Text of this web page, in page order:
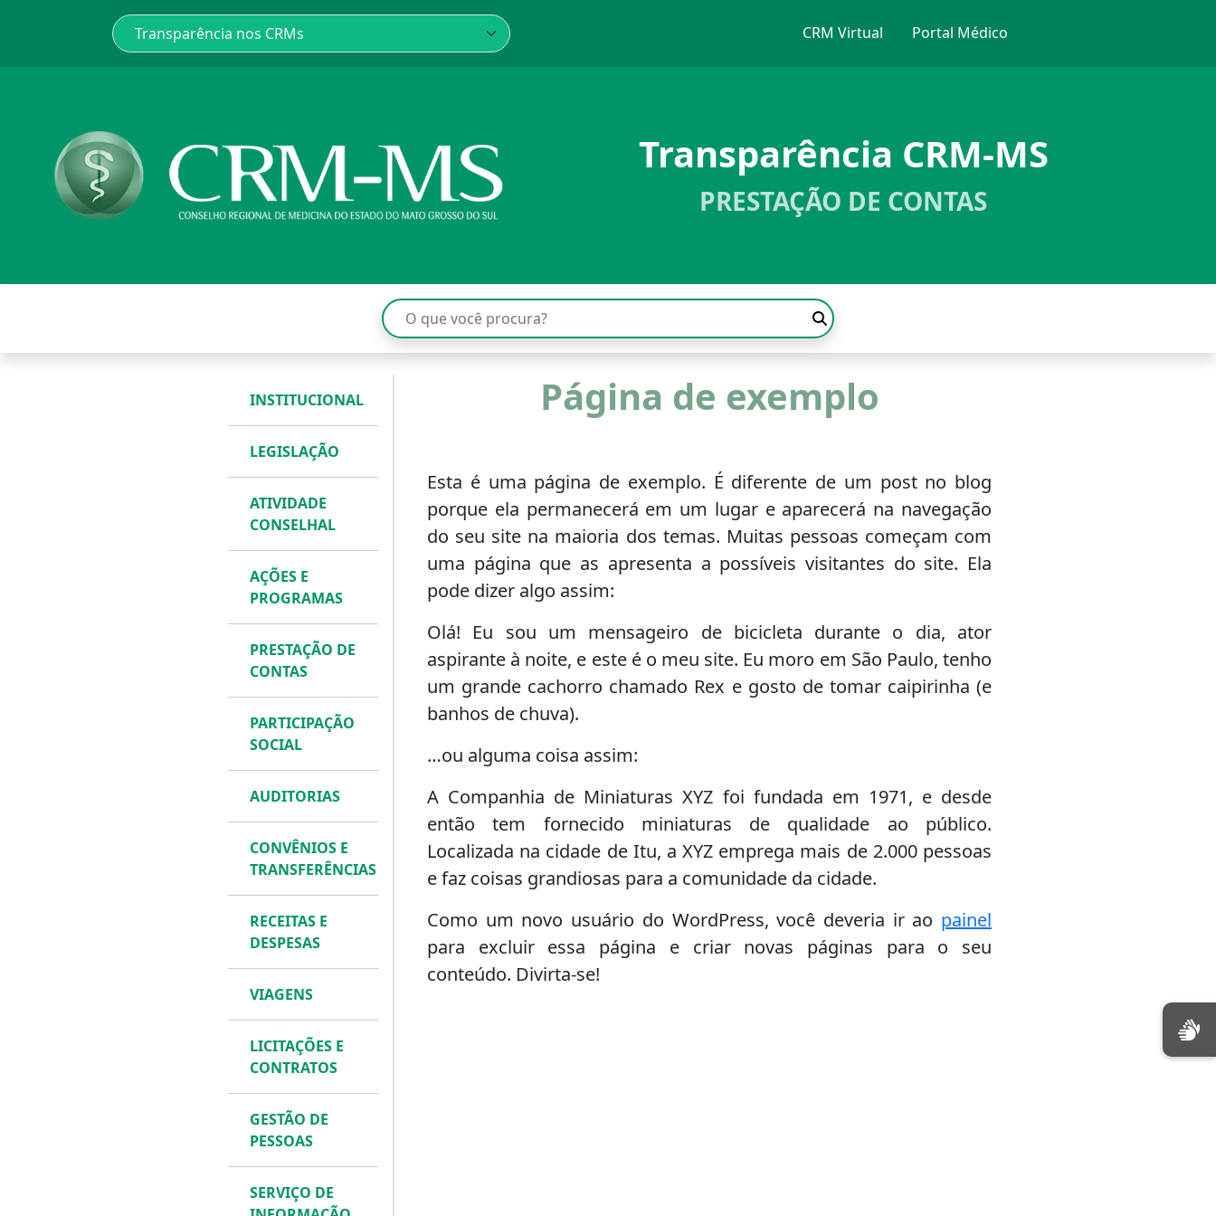
CRM Virtual Portal Médico
Transparência CRM-MS
PRESTAÇÃO DE CONTAS
INSTITUCIONAL
LEGISLAÇÃO
ATIVIDADE
CONSELHAL
AÇÕES E
PROGRAMAS
PRESTAÇÃO DE
CONTAS
PARTICIPAÇÃO
SOCIAL
AUDITORIAS
CONVÊNIOS E
TRANSFERÊNCIAS
RECEITAS E
DESPESAS
VIAGENS
LICITAÇÕES E
CONTRATOS
GESTÃO DE
PESSOAS
SERVIÇO DE
Página de exemplo
Esta é uma página de exemplo. É diferente de um post no blog
porque ela permanecerá em um lugar e aparecerá na navegação
do seu site na maioria dos temas. Muitas pessoas começam com
uma página que as apresenta a possíveis visitantes do site. Ela
pode dizer algo assim:
Olá! Eu sou um mensageiro de bicicleta durante o dia, ator
aspirante à noite, e este é o meu site. Eu moro em São Paulo, tenho
um grande cachorro chamado Rex e gosto de tomar caipirinha (e
banhos de chuva).
…ou alguma coisa assim:
A Companhia de Miniaturas XYZ foi fundada em 1971, e desde
então tem fornecido miniaturas de qualidade ao público.
Localizada na cidade de Itu, a XYZ emprega mais de 2.000 pessoas
e faz coisas grandiosas para a comunidade da cidade.
Como um novo usuário do WordPress, você deveria ir ao painel
para excluir essa página e criar novas páginas para o seu
conteúdo. Divirta-se!